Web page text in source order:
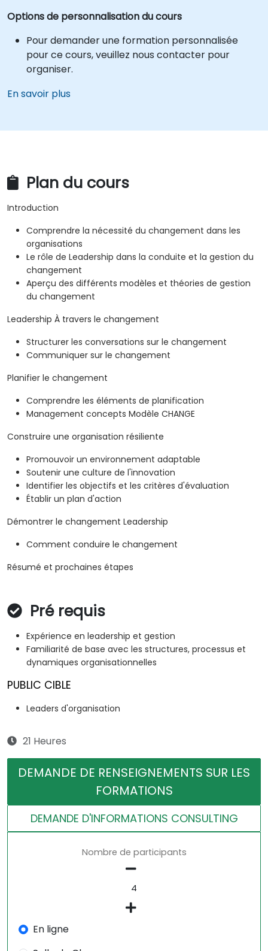
Options de personnalisation du cours
Pour demander une formation personnalisée
pour ce cours, veuillez nous contacter pour
organiser.
En savoir plus
Plan du cours
Introduction
Comprendre la nécessité du changement dans les
organisations
Le rôle de Leadership dans la conduite et la gestion du
changement
Aperçu des différents modèles et théories de gestion
du changement
Leadership À travers le changement
Structurer les conversations sur le changement
Communiquer sur le changement
Planifier le changement
Comprendre les éléments de planification
Management concepts Modèle CHANGE
Construire une organisation résiliente
Promouvoir un environnement adaptable
Soutenir une culture de l'innovation
Identifier les objectifs et les critères d'évaluation
Établir un plan d'action
Démontrer le changement Leadership
Comment conduire le changement
Résumé et prochaines étapes
Pré requis
Expérience en leadership et gestion
Familiarité de base avec les structures, processus et
dynamiques organisationnelles
PUBLIC CIBLE
Leaders d'organisation
21 Heures
DEMANDE DE RENSEIGNEMENTS SUR LES
FORMATIONS
DEMANDE D'INFORMATIONS CONSULTING
Nombre de participants
En ligne